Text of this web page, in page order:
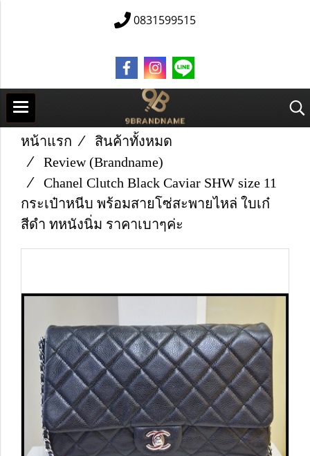
0831599515
หน้าแรก
สินค้าทั้งหมด
Review (Brandname)
Chanel Clutch Black Caviar SHW size 11
กระเป๋าหนีบ พร้อมสายโซ่สะพายไหล่ ใบเก๋
สีดำ ทหนังนิ่ม ราคาเบาๆค่ะ